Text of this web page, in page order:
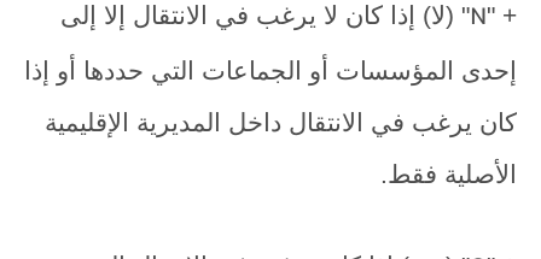
+ "
N" (لا) إذا كان لا يرغب في الانتقال إلا إلى
إحدى المؤسسات أو الجماعات التي حددها أو إذا
كان يرغب في الانتقال داخل المديرية الإقليمية
الأصلية فقط.